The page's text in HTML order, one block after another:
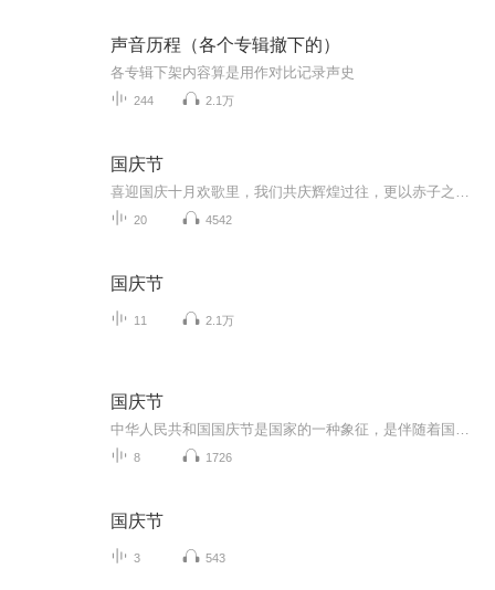
声音历程（各个专辑撤下的）
各专辑下架内容算是用作对比记录声史
244 2.1万
国庆节
20 4542
国庆节
11 2.1万
国庆节
8 1726
国庆节
3 543